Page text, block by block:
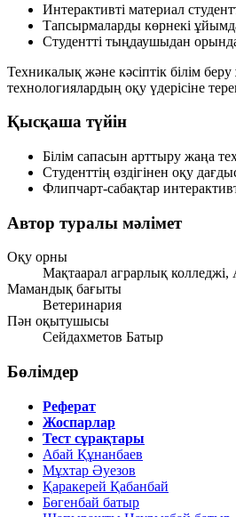
Интерактивті материал
Тапсырмаларды көрнекі
Студентті тыңдаушыдан
Техникалық және кәсіптік білім
технологиялардың оқу үдерісіне
Қысқаша түйін
Білім сапасын арттыру жаңа
Студенттің өздігінен оқу
Флипчарт-сабақтар
Автор туралы мәлімет
Оқу орны
Мақтаарал аграрлық колледжі,
Мамандық бағыты
Ветеринария
Пән оқытушысы
Сейдахметов Батыр
Бөлімдер
Реферат
Жоспарлар
Тест сұрақтары
Абай Құнанбаев
Мұхтар Әуезов
Қаракерей Қабанбай
Бөгенбай батыр